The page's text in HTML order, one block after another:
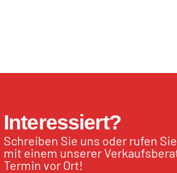
Interessiert?
Schreiben Sie uns oder rufen
mit einem unserer
Termin vor Ort!